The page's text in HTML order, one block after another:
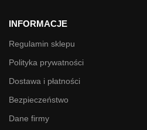
INFORMACJE
Regulamin sklepu
Polityka prywatności
Dostawa i płatności
Bezpieczeństwo
Dane firmy